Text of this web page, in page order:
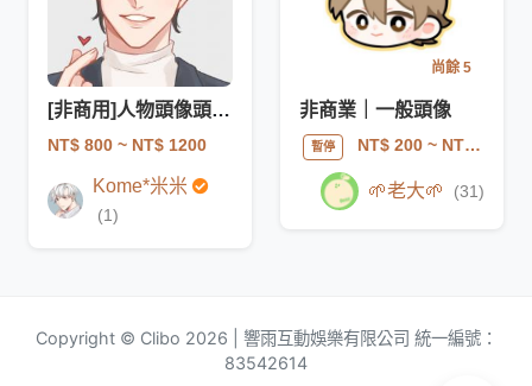
[非商用]人物頭像頭貼胸像
NT$ 800 ~ NT$ 1200
Kome*米米
(1)
尚餘 5
非商業｜一般頭像
暫停 NT$ 200~ NT$ 400
🌱老大🌱 (31)
Copyright © Clibo 2026 | 響雨互動娛樂有限公司 統一編號：
83542614